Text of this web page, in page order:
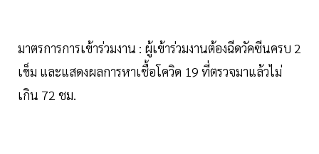
มาตรการการเข้าร่วมงาน : ผู้เข้าร่วมงานต้องฉีดวัคซีนครบ 2
เข็ม และแสดงผลการหาเชื้อโควิด 19 ที่ตรวจมาแล้วไม่
เกิน 72 ชม.